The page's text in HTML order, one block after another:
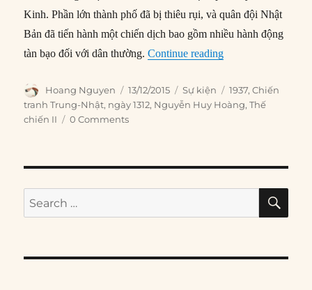
Kinh. Phần lớn thành phố đã bị thiêu rụi, và quân đội Nhật
Bản đã tiến hành một chiến dịch bao gồm nhiều hành động
tàn bạo đối với dân thường.Continue reading“13/12/1937:
Author
Hoang Nguyen
Posted
on
13/12/2015 Categories
Sự kiện Tags
1937,Chiến
tranh Trung-Nhật, ngày 1312, Nguyễn Huy Hoàng,Thế
chiến II
0 Comments
Search
for: